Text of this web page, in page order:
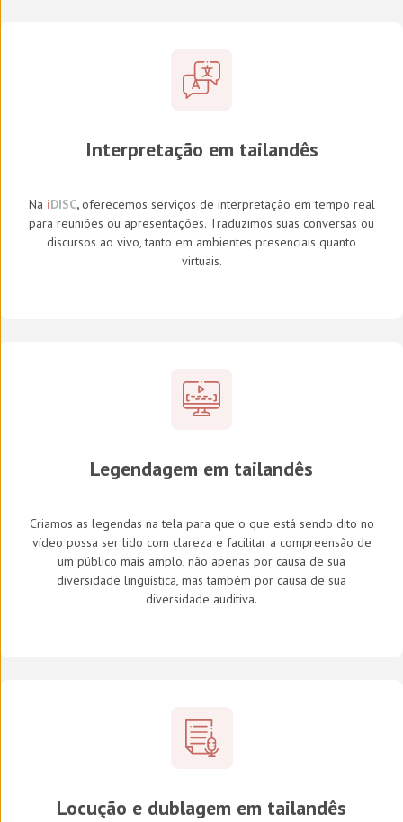
Interpretação em tailandês
Na iDISC,oferecemos serviços de interpretação em tempo real
para reuniões ou apresentações. Traduzimos suas conversas ou
discursos ao vivo, tanto em ambientes presenciais quanto
virtuais.
Legendagem em tailandês
Criamos as legendas na tela para que o que está sendo dito no
vídeo possa ser lido com clareza e facilitar a compreensão de
um público mais amplo, não apenas por causa de sua
diversidade linguística, mas também por causa de sua
diversidade auditiva.
Locução e dublagem em tailandês